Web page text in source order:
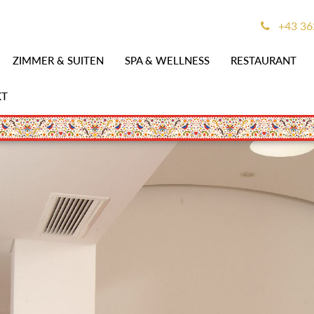
ZIMMER & SUITEN SPA & WELLNESS RESTAURANT
+43